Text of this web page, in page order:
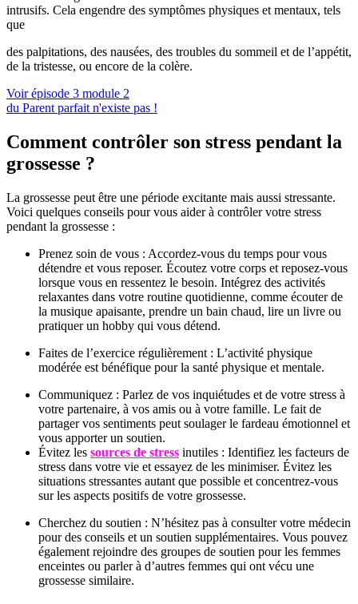
intrusifs. Cela engendre des symptômes physiques et mentaux, tels
que
des palpitations, des nausées, des troubles du sommeil et de l’appétit,
de la tristesse, ou encore de la colère.
Voir épisode 3 module 2
du Parent parfait n'existe pas !
Comment contrôler son stress pendant la
grossesse ?
La grossesse peut être une période excitante mais aussi stressante.
Voici quelques conseils pour vous aider à contrôler votre stress
pendant la grossesse :
Prenez soin de vous : Accordez-vous du temps pour vous
détendre et vous reposer. Écoutez votre corps et reposez-vous
lorsque vous en ressentez le besoin. Intégrez des activités
relaxantes dans votre routine quotidienne, comme écouter de
la musique apaisante, prendre un bain chaud, lire un livre ou
pratiquer un hobby qui vous détend.
Faites de l’exercice régulièrement : L’activité physique
modérée est bénéfique pour la santé physique et mentale.
Communiquez : Parlez de vos inquiétudes et de votre stress à
votre partenaire, à vos amis ou à votre famille. Le fait de
partager vos sentiments peut soulager le fardeau émotionnel et
vous apporter un soutien.
Évitez les sources de stress inutiles : Identifiez les facteurs de
stress dans votre vie et essayez de les minimiser. Évitez les
situations stressantes autant que possible et concentrez-vous
sur les aspects positifs de votre grossesse.
Cherchez du soutien : N’hésitez pas à consulter votre médecin
pour des conseils et un soutien supplémentaires. Vous pouvez
également rejoindre des groupes de soutien pour les femmes
enceintes ou parler à d’autres femmes qui ont vécu une
grossesse similaire.